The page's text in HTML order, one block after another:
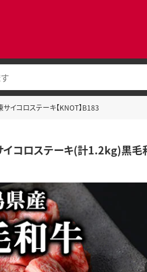
イコロステーキ【KNOT】B183
コロステーキ(計1.2kg)黒毛